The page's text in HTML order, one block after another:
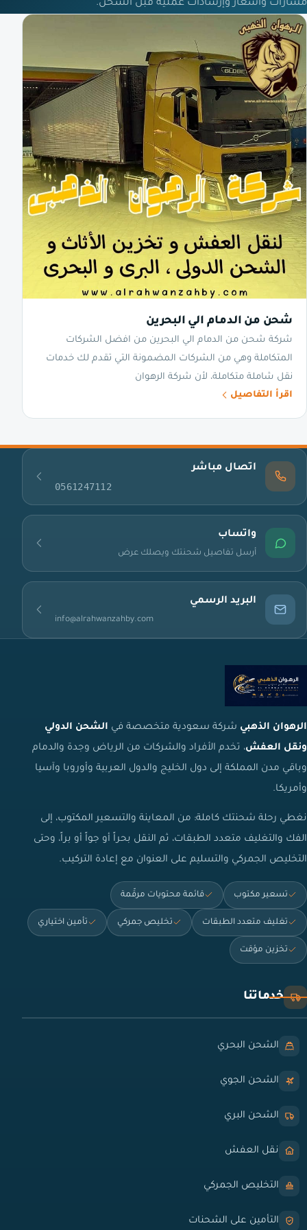
مسارات وأسعار وإرشادات عملية قبل الشحن.
شحن من الدمام الي البحرين
شركة شحن من الدمام الي البحرين من افضل الشركات
المتكاملة وهي من الشركات المضمونة التي تقدم لك خدمات
نقل شاملة متكاملة، لأن شركة الرهوان
اقرأ التفاصيل
اتصال مباشر
0561247112
واتساب
أرسل تفاصيل شحنتك ويصلك عرض
البريد الرسمي
info@alrahwanzahby.com
الرهوان الذهبي شركة سعودية متخصصة في الشحن الدولي
ونقل العفش، تخدم الأفراد والشركات من الرياض وجدة والدمام
وباقي مدن المملكة إلى دول الخليج والدول العربية وأوروبا وآسيا
وأمريكا.
نغطي رحلة شحنتك كاملة: من المعاينة والتسعير المكتوب، إلى
الفك والتغليف متعدد الطبقات، ثم النقل بحراً أو جواً أو براً، وحتى
التخليص الجمركي والتسليم على العنوان مع إعادة التركيب.
تسعير مكتوب قائمة محتويات مرقّمة
تغليف متعدد الطبقات تخليص جمركي تأمين اختياري
تخزين مؤقت
خدماتنا
الشحن البحري
الشحن الجوي
الشحن البري
نقل العفش
التخليص الجمركي
التأمين على الشحنات